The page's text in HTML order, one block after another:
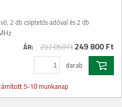
2 db csíptetős adóval és 2 db
ÁR:
292 058 Ft249 800 Ft
darab
5-10 munkanap